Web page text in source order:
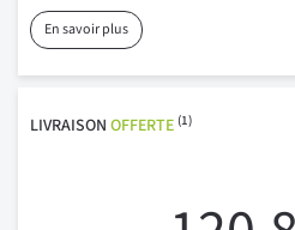
En savoir plus
LIVRAISON OFFERTE (1)